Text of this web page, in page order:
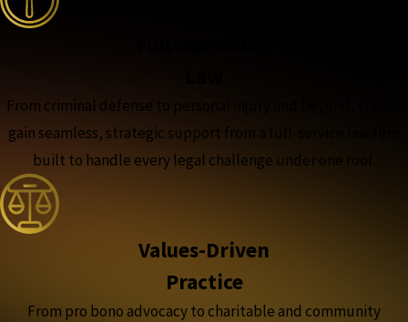
From criminal defense to personal injury and beyond, clients
gain seamless, strategic support from a full-service law firm
built to handle every legal challenge under one roof.
Values-Driven
Practice
From pro bono advocacy to charitable and community